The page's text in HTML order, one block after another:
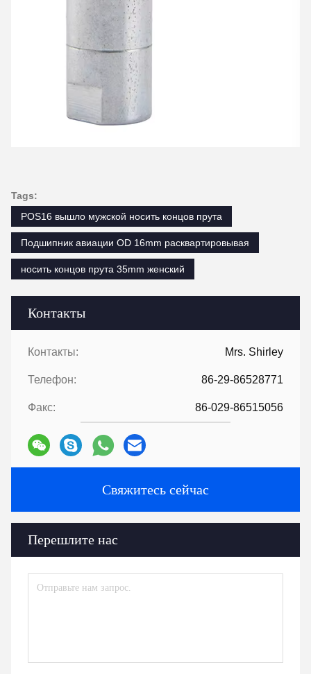
Контакты
Контакты: Mrs. Shirley
Телефон: 86-29-86528771
Факс: 86-029-86515056
Свяжитесь сейчас
Перешлите нас
Tags:
POS16 вышло мужской носить концов прута
Подшипник авиации OD 16mm расквартировывая
носить концов прута 35mm женский